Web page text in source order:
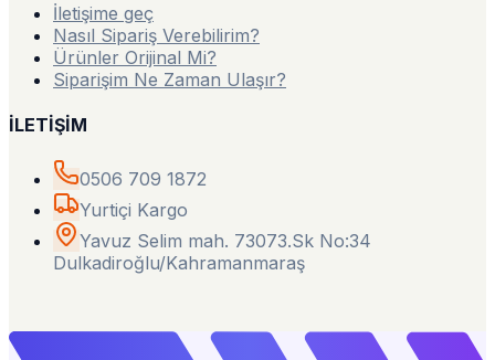
İletişime geç
Nasıl Sipariş Verebilirim?
Ürünler Orijinal Mi?
Siparişim Ne Zaman Ulaşır?
İLETİŞİM
0506 709 1872
Yurtiçi Kargo
Yavuz Selim mah. 73073.Sk No:34
Dulkadiroğlu/Kahramanmaraş